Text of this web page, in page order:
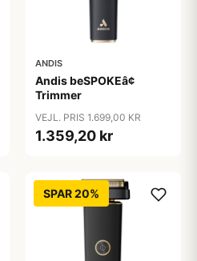
ANDIS
Andis beSPOKEâ¢
Trimmer
VEJL. PRIS 1.699,00 KR
1.359,20 kr
SPAR 20%